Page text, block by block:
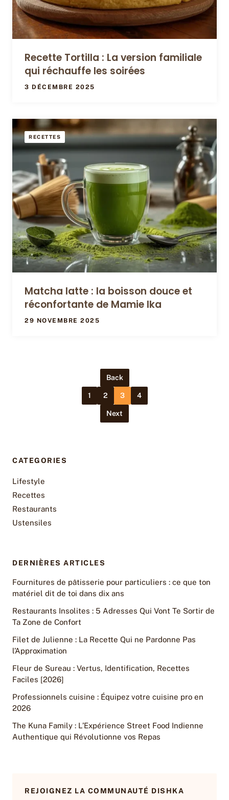
Recette Tortilla : La version familiale
qui réchauffe les soirées
3 DÉCEMBRE 2025
RECETTES
Matcha latte : la boisson douce et
réconfortante de Mamie Ika
29 NOVEMBRE 2025
Back
1 2 3 4
Next
CATEGORIES
Lifestyle
Recettes
Restaurants
Ustensiles
DERNIÈRES ARTICLES
Fournitures de pâtisserie pour particuliers : ce que ton
matériel dit de toi dans dix ans
Restaurants Insolites : 5 Adresses Qui Vont Te Sortir de
Ta Zone de Confort
Filet de Julienne : La Recette Qui ne Pardonne Pas
l’Approximation
Fleur de Sureau : Vertus, Identification, Recettes
Faciles [2026]
Professionnels cuisine : Équipez votre cuisine pro en
2026
The Kuna Family : L’Expérience Street Food Indienne
Authentique qui Révolutionne vos Repas
REJOIGNEZ LA COMMUNAUTÉ DISHKA